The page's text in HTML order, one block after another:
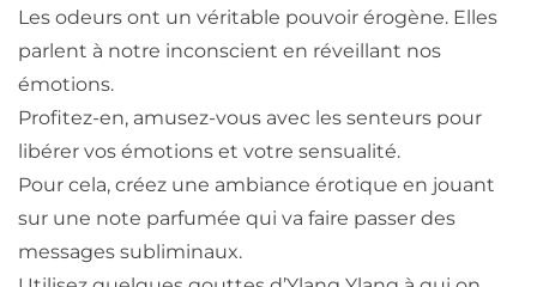
Les odeurs ont un véritable pouvoir érogène. Elles
parlent à notre inconscient en réveillant nos
émotions.
Profitez-en, amusez-vous avec les senteurs pour
libérer vos émotions et votre sensualité.
Pour cela, créez une ambiance érotique en jouant
sur une note parfumée qui va faire passer des
messages subliminaux.